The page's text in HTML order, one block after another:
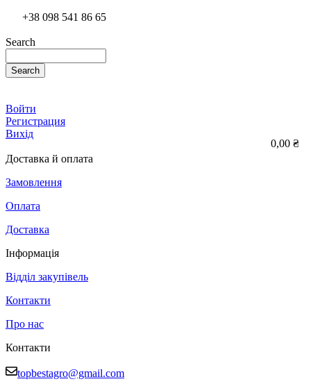
+38 098 541 86 65
Search
Search
0,00 ₴
Войти
Регистрация
Вихід
Доставка й оплата
Замовлення
Оплата
Доставка
Інформація
Відділ закупівель
Контакти
Про нас
Контакти
topbestagro@gmail.com